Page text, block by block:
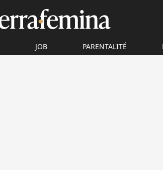
JOB PARENTALITÉ